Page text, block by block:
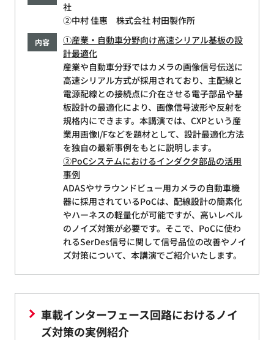
社
②中村 佳惠 株式会社 村田製作所
内容
①産業・自動車分野向け高速シリアル基板の設
計最適化
産業や自動車分野ではカメラの画像信号伝送に
高速シリアル方式が採用されており、主配線と
電源配線との接続点に介在させる電子部品や基
板設計の最適化により、画像信号波形や反射を
規格内にできます。本講演では、CXPという産
業用画像I/Fなどを題材として、設計最適化方法
を独自の最新事例をもとに説明します。
②PoCシステムにおけるインダクタ部品の活用
事例
ADASやサラウンドビュー用カメラの自動車機
器に採用されているPoCは、配線設計の簡素化
やハーネスの軽量化が可能ですが、高いレベル
のノイズ対策が必要です。そこで、PoCに使わ
れるSerDes信号に関して信号品位の改善やノイ
ズ対策について、本講演でご紹介いたします。
車載インターフェース回路におけるノイ
ズ対策の実例紹介